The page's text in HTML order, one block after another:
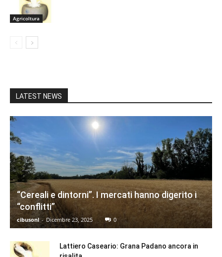
Agricoltura
LATEST NEWS
“Cereali e dintorni”. I mercati hanno digerito i
“conflitti”
cibusonl - Dicembre 23, 2025 0
Lattiero Caseario: Grana Padano ancora in